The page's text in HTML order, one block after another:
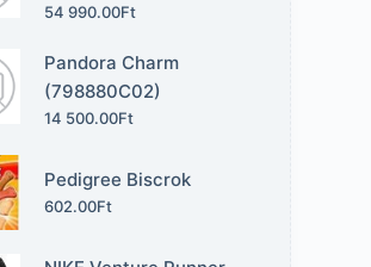
54 990.00Ft
Pandora Charm
(798880C02)
14 500.00Ft
Pedigree Biscrok
602.00Ft